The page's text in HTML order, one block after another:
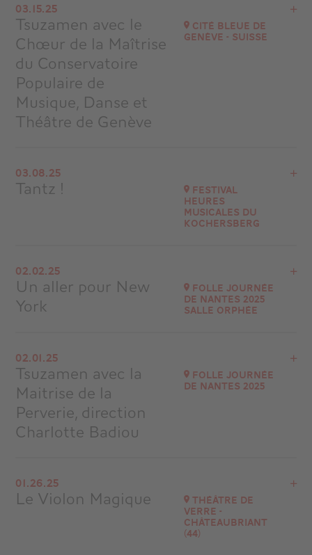
Cité Bleue de Genève - Suisse
at17H00
Go to site
03.15.25
Tsuzamen avec le
Chœur de la Maîtrise
du Conservatoire
Populaire de
Musique, Danse et
Théâtre de Genève
Cité Bleue de
Genève - Suisse
Cité Bleue de Genève - Suisse
at19H30
03.08.25
Tantz ! Festival
Heures
Musicales du
Kochersberg
Espace Terminus
20 A rue de la Gare 67370 TRUCHTERSHEIM
at20H00
02.02.25
Un aller pour New
York
Folle Journée
de Nantes 2025
Salle Orphée
SALLE ORPHÉE (800 PLACES)
at14H30
Go to site
02.01.25
Tsuzamen avec la
Maitrise de la
Perverie, direction
Charlotte Badiou
Folle Journée
de Nantes 2025
Auditorium Apollon (2000 places)
at11H00
01.26.25
Le Violon Magique Théâtre de
Verre -
Châteaubriant
(44)